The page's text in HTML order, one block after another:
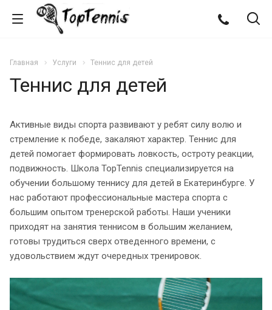
Главная Услуги Теннис для детей
Теннис для детей
Активные виды спорта развивают у ребят силу волю и
стремление к победе, закаляют характер. Теннис для
детей помогает формировать ловкость, остроту реакции,
подвижность. Школа TopTennis специализируется на
обучении большому теннису для детей в Екатеринбурге. У
нас работают профессиональные мастера спорта с
большим опытом тренерской работы. Наши ученики
приходят на занятия теннисом в большим желанием,
готовы трудиться сверх отведенного времени, с
удовольствием ждут очередных тренировок.